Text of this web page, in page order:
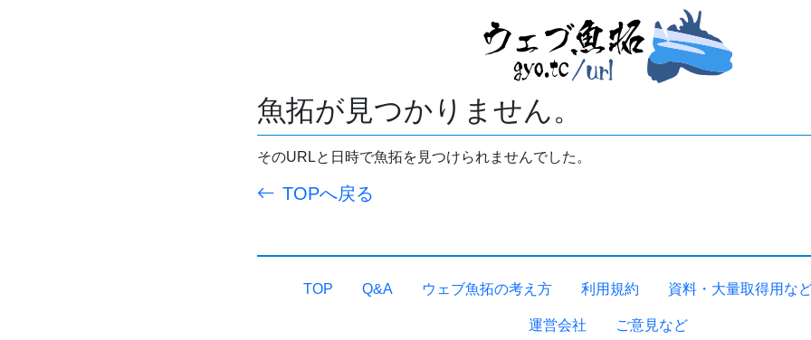
魚拓が見つかりません。
そのURLと日時で魚拓を見つけられませんでした。
TOPへ戻る
TOP Q&A ウェブ魚拓の考え方 利用規約 資料・大量取得用な
運営会社 ご意見など